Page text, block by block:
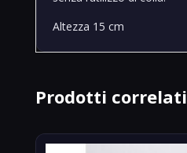
Altezza 15 cm
Prodotti correlati